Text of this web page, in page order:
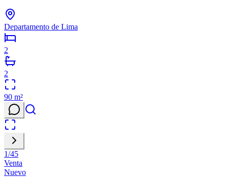
Departamento de Lima
2
2
90 m²
1/45
Venta
Nuevo